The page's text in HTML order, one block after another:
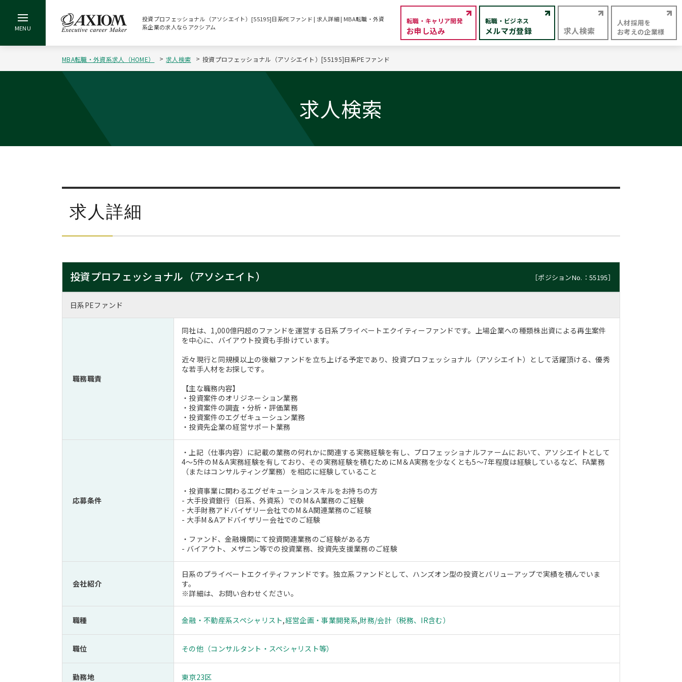
投資プロフェッショナル（アソシエイト）[55195]日系PEファンド | 求人詳細 | MBA転職・外資
系企業の求人ならアクシアム
転職・キャリア開発
お申し込み
転職・ビジネス
メルマガ登録 求人検索
人材採用を
お考えの企業様
MBA転職・外資系求人（HOME） 求人検索 投資プロフェッショナル（アソシエイト）[55195]日系PEファンド
求人検索
求人詳細
投資プロフェッショナル（アソシエイト） ［ポジションNo.：55195］
日系PEファンド
職務職責
同社は、1,000億円超のファンドを運営する日系プライベートエクイティーファンドです。上場企業への種類株出資による再生案件
を中心に、バイアウト投資も手掛けています。
近々現行と同規模以上の後継ファンドを立ち上げる予定であり、投資プロフェッショナル（アソシエイト）として活躍頂ける、優秀
な若手人材をお探しです。
【主な職務内容】
・投資案件のオリジネーション業務
・投資案件の調査・分析・評価業務
・投資案件のエグゼキューシュン業務
・投資先企業の経営サポート業務
応募条件
・上記（仕事内容）に記載の業務の何れかに関連する実務経験を有し、プロフェッショナルファームにおいて、アソシエイトとして
4～5件のM＆A実務経験を有しており、その実務経験を積むためにM＆A実務を少なくとも5～7年程度は経験しているなど、FA業務
（またはコンサルティング業務）を相応に経験していること
・投資事業に関わるエグゼキューションスキルをお持ちの方
- 大手投資銀行（日系、外資系）でのM＆A業務のご経験
- 大手財務アドバイザリー会社でのM＆A関連業務のご経験
- 大手M＆Aアドバイザリー会社でのご経験
・ファンド、金融機関にて投資関連業務のご経験がある方
- バイアウト、メザニン等での投資業務、投資先支援業務のご経験
会社紹介
日系のプライベートエクイティファンドです。独立系ファンドとして、ハンズオン型の投資とバリューアップで実績を積んでいま
す。
※詳細は、お問い合わせください。
職種 金融・不動産系スペシャリスト,経営企画・事業開発系,財務/会計（税務、IR含む）
職位 その他（コンサルタント・スペシャリスト等）
勤務地 東京23区